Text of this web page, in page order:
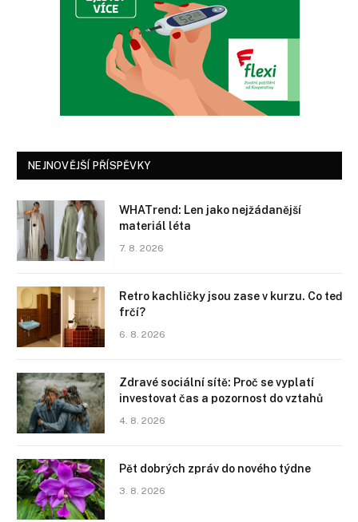
NEJNOVĚJŠÍ PŘÍSPĚVKY
WHATrend: Len jako nejžádanější
materiál léta
7. 8. 2026
Retro kachličky jsou zase v kurzu. Co teď
frčí?
6. 8. 2026
Zdravé sociální sítě: Proč se vyplatí
investovat čas a pozornost do vztahů
4. 8. 2026
Pět dobrých zpráv do nového týdne
3. 8. 2026